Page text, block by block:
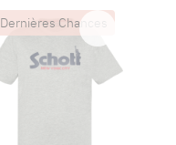
Dernières Chances